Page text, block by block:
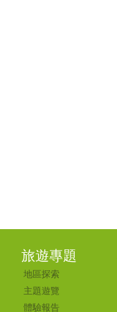
旅遊專題
地區探索
主題遊覽
體驗報告